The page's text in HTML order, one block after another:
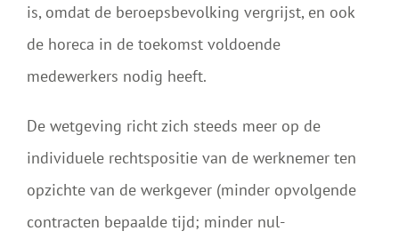
is, omdat de beroepsbevolking vergrijst, en ook
de horeca in de toekomst voldoende
medewerkers nodig heeft.
De wetgeving richt zich steeds meer op de
individuele rechtspositie van de werknemer ten
opzichte van de werkgever (minder opvolgende
contracten bepaalde tijd; minder nul-